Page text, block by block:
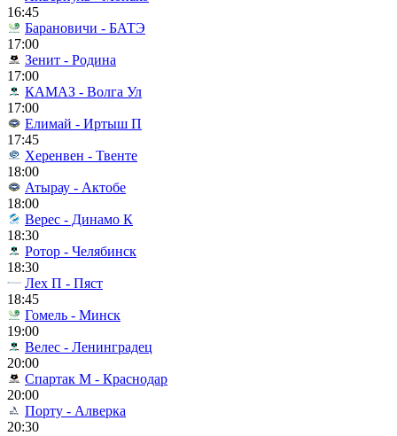
16:45
Барановичи - БАТЭ
17:00
Зенит - Родина
17:00
КАМАЗ - Волга Ул
17:00
Елимай - Иртыш П
17:45
Херенвен - Твенте
18:00
Атырау - Актобе
18:00
Верес - Динамо К
18:30
Ротор - Челябинск
18:30
Лех П - Пяст
18:45
Гомель - Минск
19:00
Велес - Ленинградец
20:00
Спартак М - Краснодар
20:00
Порту - Алверка
20:30